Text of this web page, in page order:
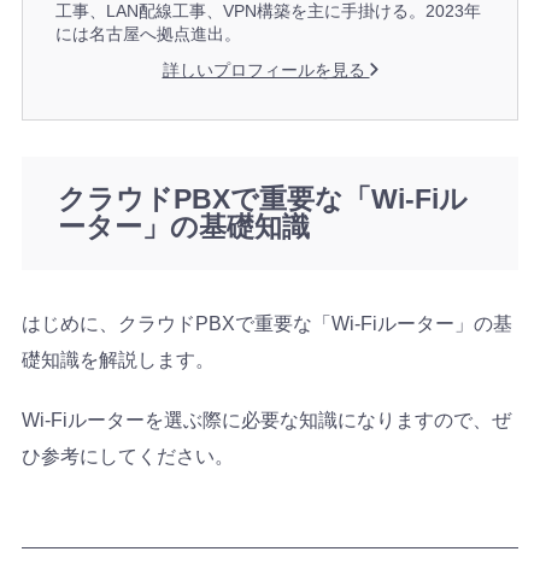
工事、LAN配線工事、VPN構築を主に手掛ける。2023年
には名古屋へ拠点進出。
詳しいプロフィールを見る
クラウドPBXで重要な「Wi-Fiル
ーター」の基礎知識
はじめに、クラウドPBXで重要な「Wi-Fiルーター」の基
礎知識を解説します。
Wi-Fiルーターを選ぶ際に必要な知識になりますので、ぜ
ひ参考にしてください。